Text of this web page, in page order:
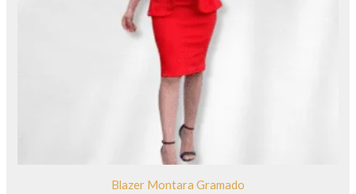
Blazer Montara Gramado